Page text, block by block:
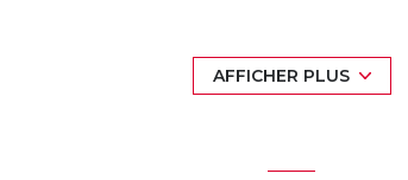
sous-sol sécurisé – Copropriété de 36
chauffage gaz avec décompteur, eau
( prix 158 000 € hors honoraires ) - vidéo
AFFICHER PLUS